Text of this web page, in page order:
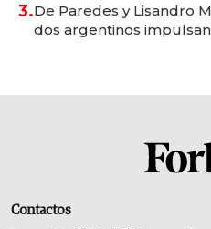
3.De Paredes y Lisandro
dos argentinos
Contactos